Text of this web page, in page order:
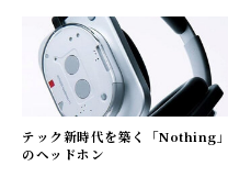
テック新時代を築く「Nothing」
のヘッドホン